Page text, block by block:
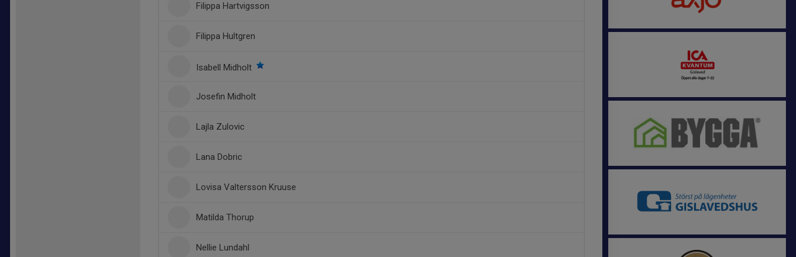
Filippa Hartvigsson
Filippa Hultgren
Isabell Midholt
Josefin Midholt
Lajla Zulovic
Lana Dobric
Lovisa Valtersson Kruuse
Matilda Thorup
Nellie Lundahl